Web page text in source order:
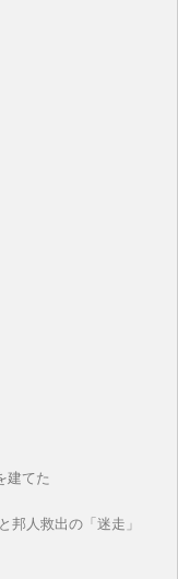
建てた
邦人救出の「迷走」